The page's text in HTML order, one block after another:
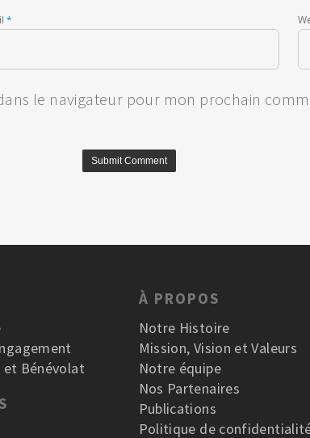
*
le navigateur pour mon prochain
et Bénévolat
À PROPOS
Notre Histoire
Mission, Vision et Valeurs
Notre équipe
Nos Partenaires
Publications
Politique de